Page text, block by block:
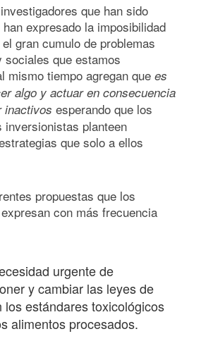
que han sido
expresado la imposibilidad
gran cumulo de problemas
sociales que estamos
mismo tiempo agregan que es
algo y actuar en consecuencia
inactivos esperando que los
planteen
que solo a ellos
propuestas que los
con más frecuencia
urgente de
y cambiar las leyes de
los estándares toxicológicos
alimentos procesados.